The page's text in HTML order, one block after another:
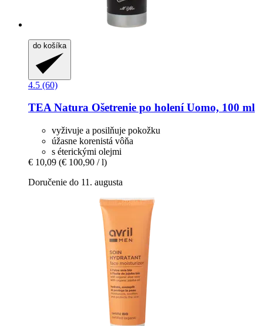
do košíka
4.5 (60)
TEA Natura Ošetrenie po holení Uomo, 100 ml
vyživuje a posilňuje pokožku
úžasne korenistá vôňa
s éterickými olejmi
€ 10,09 (€ 100,90 / l)
Doručenie do 11. augusta